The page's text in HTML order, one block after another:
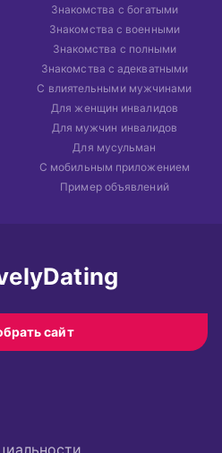
Знакомства с богатыми
Знакомства с военными
Знакомства с полными
Знакомства с адекватными
С влиятельными мужчинами
Для женщин инвалидов
Для мужчин инвалидов
Для мусульман
С мобильным приложением
Пример объявлений
Dating
сайт